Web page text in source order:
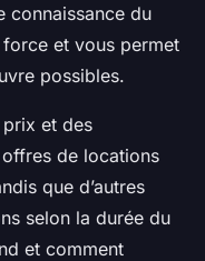
connaissance du
et vous permet
possibles.
et des
de locations
que d’autres
selon la durée du
et comment